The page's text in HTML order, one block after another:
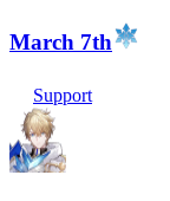
March 7th
Support